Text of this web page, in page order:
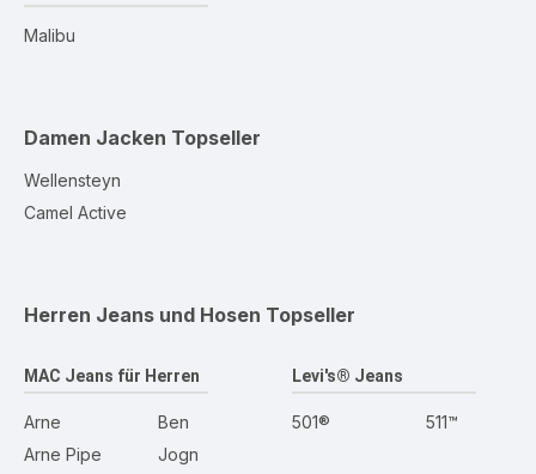
Malibu
Damen Jacken Topseller
Wellensteyn
Camel Active
Herren Jeans und Hosen Topseller
MAC Jeans für Herren
Arne
Arne Pipe
Ben
Jogn
Levi's® Jeans
501® 511™